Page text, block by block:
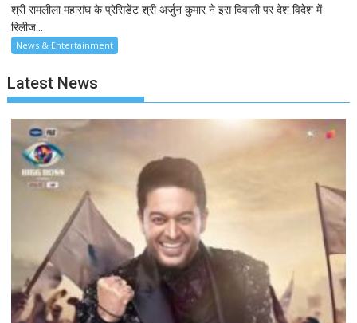
श्री रामलीला महासंघ के प्रेसिडेंट श्री अर्जुन कुमार ने इस दिवाली पर देश विदेश में
रिलीज...
News & Entertainment
Latest News